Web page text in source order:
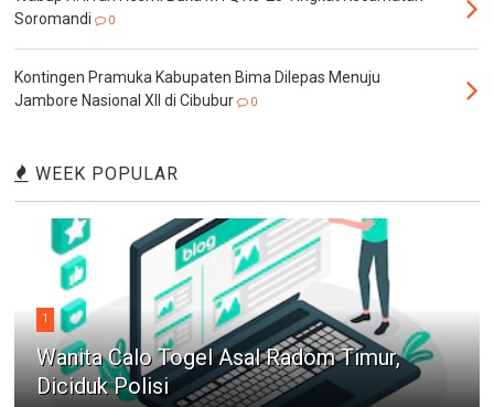
Soromandi
0
Kontingen Pramuka Kabupaten Bima Dilepas Menuju
Jambore Nasional XII di Cibubur
0
WEEK POPULAR
1
Wanita Calo Togel Asal Radom Timur,
Diciduk Polisi